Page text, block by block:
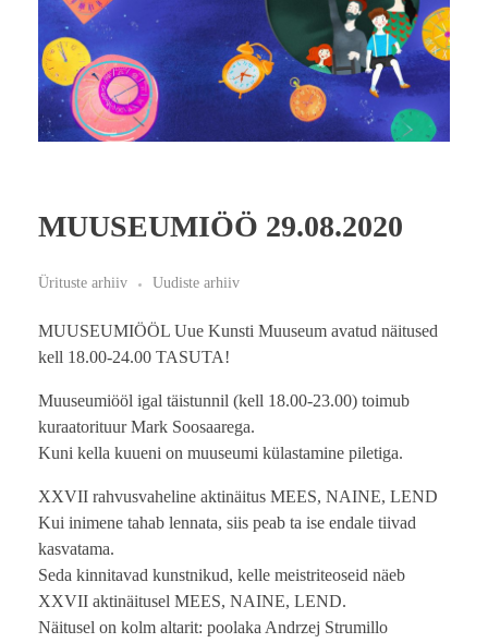
MUUSEUMIÖÖ 29.08.2020
Ürituste arhiiv Uudiste arhiiv
MUUSEUMIÖÖL Uue Kunsti Muuseum avatud näitused
kell 18.00-24.00 TASUTA!
Muuseumiööl igal täistunnil (kell 18.00-23.00) toimub
kuraatorituur Mark Soosaarega.
Kuni kella kuueni on muuseumi külastamine piletiga.
XXVII rahvusvaheline aktinäitus MEES, NAINE, LEND
Kui inimene tahab lennata, siis peab ta ise endale tiivad
kasvatama.
Seda kinnitavad kunstnikud, kelle meistriteoseid näeb
XXVII aktinäitusel MEES, NAINE, LEND.
Näitusel on kolm altarit: poolaka Andrzej Strumillo